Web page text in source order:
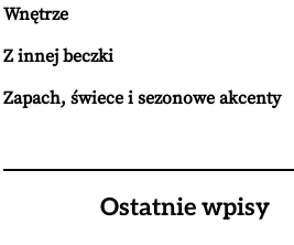
Wnętrze
Z innej beczki
Zapach, świece i sezonowe akcenty
Ostatnie wpisy